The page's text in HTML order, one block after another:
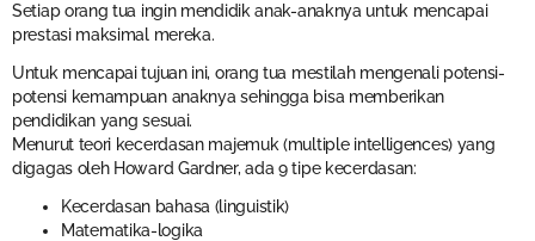
Setiap orang tua ingin mendidik anak-anaknya untuk mencapai
prestasi maksimal mereka.
Untuk mencapai tujuan ini, orang tua mestilah mengenali potensi-
potensi kemampuan anaknya sehingga bisa memberikan
pendidikan yang sesuai.
Menurut teori kecerdasan majemuk (multiple intelligences) yang
digagas oleh Howard Gardner, ada 9 tipe kecerdasan:
Kecerdasan bahasa (linguistik)
Matematika-logika